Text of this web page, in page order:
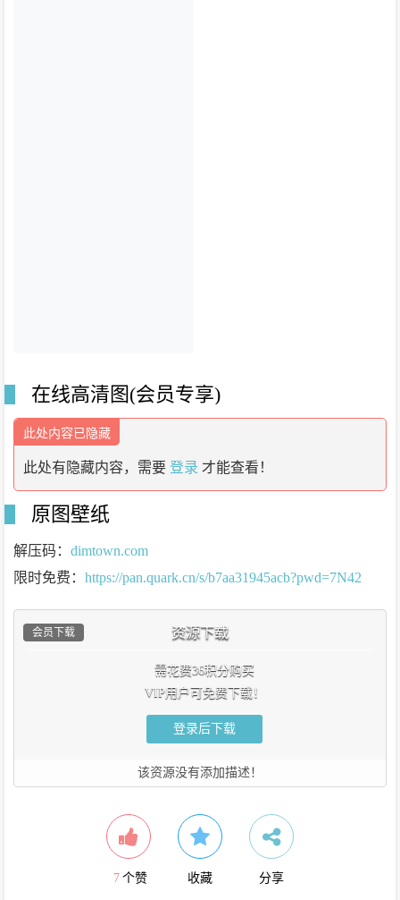
在线高清图(会员专享)
此处内容已隐藏
此处有隐藏内容，需要 登录 才能查看！
原图壁纸
解压码： dimtown.com
限时免费： https://pan.quark.cn/s/b7aa31945acb?pwd=7N42
资源下载
会员下载
需花费36积分购买
VIP用户可免费下载！
登录后下载
该资源没有添加描述！
7 个赞 收藏 分享